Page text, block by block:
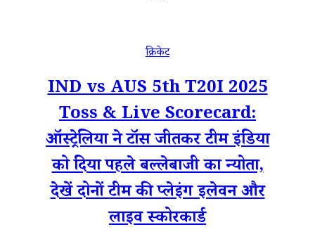
क्रिकेट
IND vs AUS 5th T20I 2025
Toss & Live Scorecard:
ऑस्ट्रेलिया ने टॉस जीतकर टीम इंडिया
को दिया पहले बल्लेबाजी का न्योता,
देखें दोनों टीम की प्लेइंग इलेवन और
लाइव स्कोरकार्ड